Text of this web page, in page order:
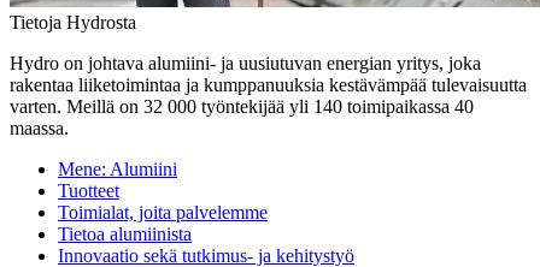
Tietoja Hydrosta
Hydro on johtava alumiini- ja uusiutuvan energian yritys, joka
rakentaa liiketoimintaa ja kumppanuuksia kestävämpää tulevaisuutta
varten. Meillä on 32 000 työntekijää yli 140 toimipaikassa 40
maassa.
Mene: Alumiini
Tuotteet
Toimialat, joita palvelemme
Tietoa alumiinista
Innovaatio sekä tutkimus- ja kehitystyö